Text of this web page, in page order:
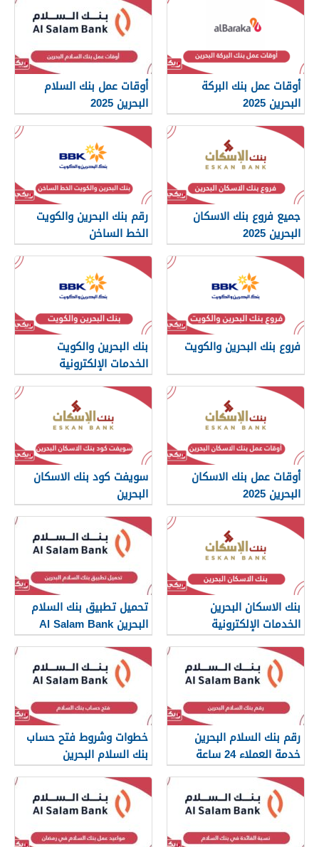
أوقات عمل بنك البركة
البحرين 2025
أوقات عمل بنك السلام
البحرين 2025
جميع فروع بنك الاسكان
البحرين 2025
رقم بنك البحرين والكويت
الخط الساخن
فروع بنك البحرين والكويت
بنك البحرين والكويت
الخدمات الإلكترونية
أوقات عمل بنك الاسكان
البحرين 2025
سويفت كود بنك الاسكان
البحرين
بنك الاسكان البحرين
الخدمات الإلكترونية
تحميل تطبيق بنك السلام
البحرين Al Salam Bank
رقم بنك السلام البحرين
خدمة العملاء 24 ساعة
خطوات وشروط فتح حساب
بنك السلام البحرين